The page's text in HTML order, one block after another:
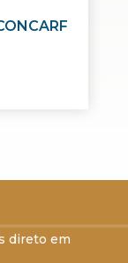
direto em